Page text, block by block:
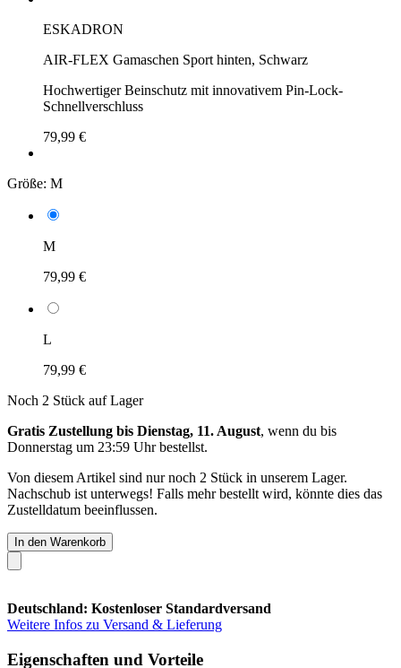
ESKADRON
AIR-FLEX Gamaschen Sport hinten, Schwarz
Hochwertiger Beinschutz mit innovativem Pin-Lock-
Schnellverschluss
79,99 €
Größe: M
M
79,99 €
L
79,99 €
Noch 2 Stück auf Lager
Gratis Zustellung bis Dienstag, 11. August, wenn du bis
Donnerstag um 23:59 Uhrbestellst.
Von diesem Artikel sind nur noch 2 Stück in unserem Lager.
Nachschub ist unterwegs! Falls mehr bestellt wird, könnte dies das
Zustelldatum beeinflussen.
In den Warenkorb
Deutschland: Kostenloser Standardversand
Weitere Infos zu Versand & Lieferung
Eigenschaften und Vorteile